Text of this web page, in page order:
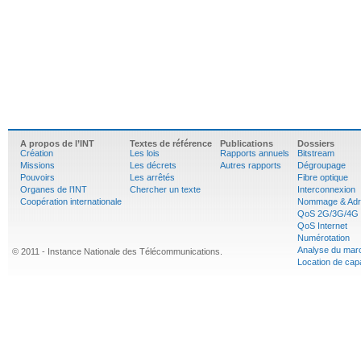
A propos de l’INT
Création
Missions
Pouvoirs
Organes de l’INT
Coopération internationale
Textes de référence
Les lois
Les décrets
Les arrêtés
Chercher un texte
Publications
Rapports annuels
Autres rapports
Dossiers
Bitstream
Dégroupage
Fibre optique
Interconnexion
Nommage &
QoS 2G/3G/4G
QoS Internet
Numérotation
Analyse du
Location de
© 2011 - Instance Nationale des Télécommunications.